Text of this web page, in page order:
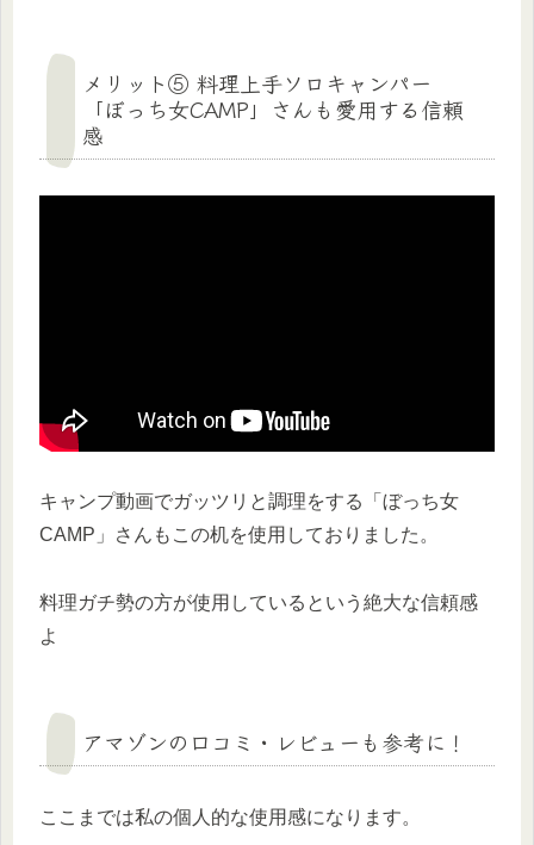
メリット⑤ 料理上手ソロキャンパー
「ぼっち女CAMP」さんも愛用する信頼
感
キャンプ動画でガッツリと調理をする「ぼっち女
CAMP」さんもこの机を使用しておりました。
料理ガチ勢の方が使用しているという絶大な信頼感
よ
アマゾンの口コミ・レビューも参考に！
ここまでは私の個人的な使用感になります。